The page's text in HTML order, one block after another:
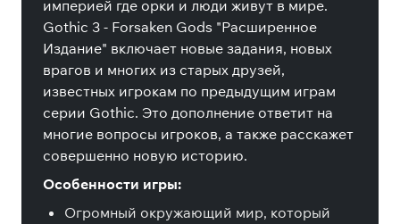
империей где орки и люди живут в мире.
Gothic 3 - Forsaken Gods "Расширенное
Издание" включает новые задания, новых
врагов и многих из старых друзей,
известных игрокам по предыдущим играм
серии Gothic. Это дополнение ответит на
многие вопросы игроков, а также расскажет
совершенно новую историю.
Особенности игры:
Огромный окружающий мир, который